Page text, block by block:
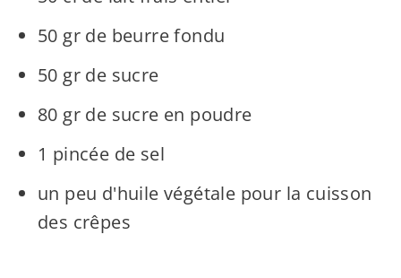
50 gr de beurre fondu
50 gr de sucre
80 gr de sucre en poudre
1 pincée de sel
un peu d'huile végétale pour la cuisson
des crêpes